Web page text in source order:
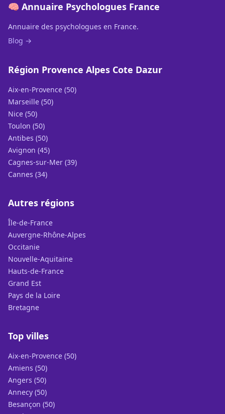
🧠 Annuaire Psychologues France
Annuaire des psychologues en France.
Blog →
Région Provence Alpes Cote Dazur
Aix-en-Provence (50)
Marseille (50)
Nice (50)
Toulon (50)
Antibes (50)
Avignon (45)
Cagnes-sur-Mer (39)
Cannes (34)
Autres régions
Île-de-France
Auvergne-Rhône-Alpes
Occitanie
Nouvelle-Aquitaine
Hauts-de-France
Grand Est
Pays de la Loire
Bretagne
Top villes
Aix-en-Provence (50)
Amiens (50)
Angers (50)
Annecy (50)
Besançon (50)